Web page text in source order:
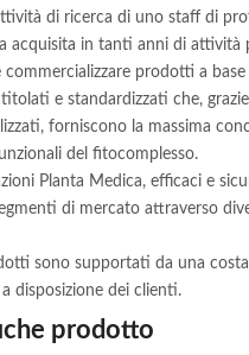
di ricerca di uno staff di
acquisita in tanti anni di
commercializzare prodotti a
e standardizzati che,
forniscono la massima
del fitocomplesso.
Planta Medica, efficaci e
di mercato attraverso
sono supportati da una
disposizione dei clienti.
prodotto